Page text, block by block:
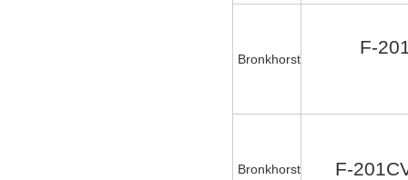
Bronkhorst
F-
Bronkhorst F-